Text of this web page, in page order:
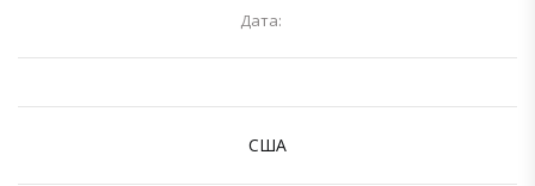
Дата:
США